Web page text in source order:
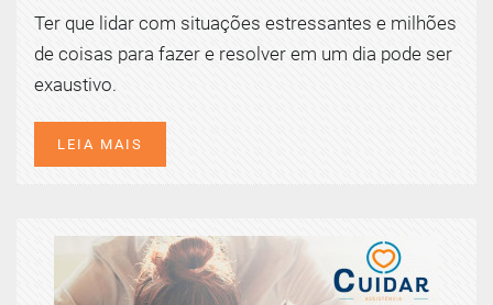
Ter que lidar com situações estressantes e milhões
de coisas para fazer e resolver em um dia pode ser
exaustivo.
LEIA MAIS